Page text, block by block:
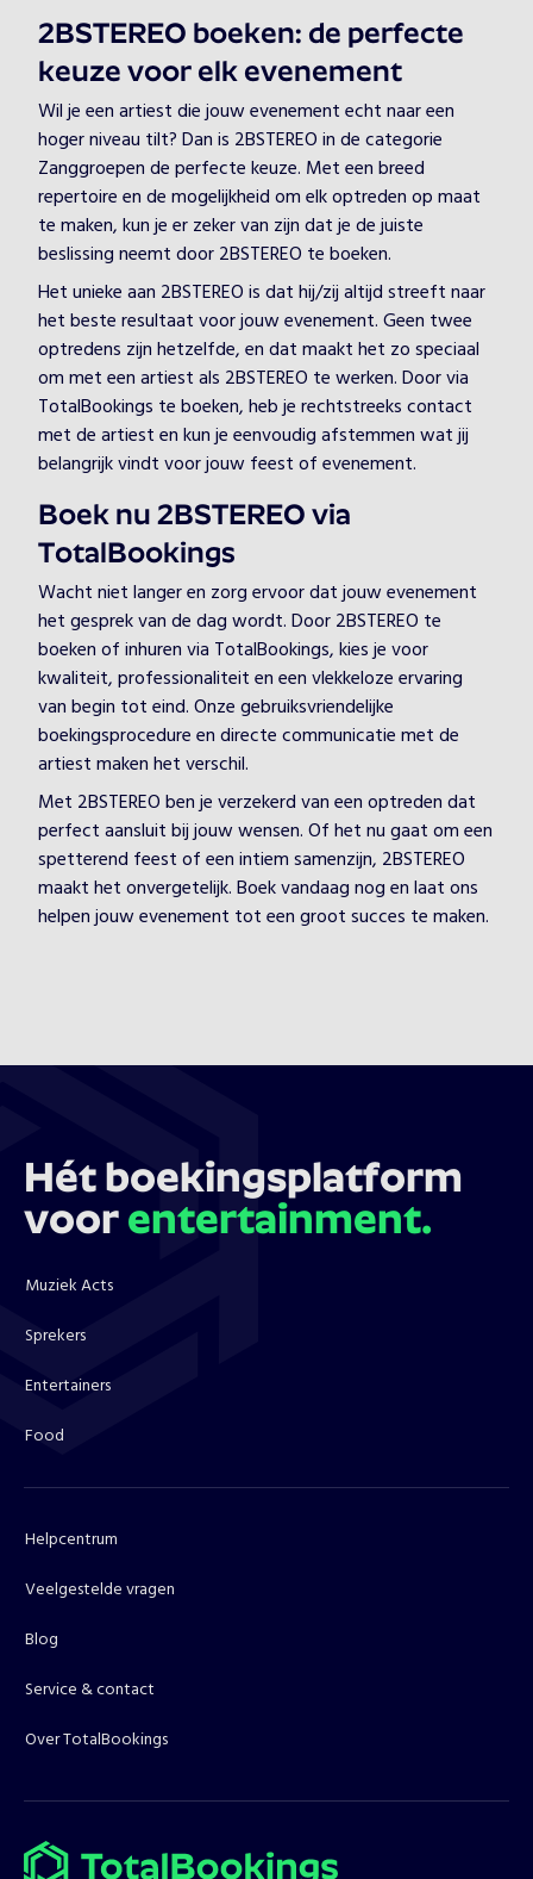
2BSTEREO boeken: de perfecte
keuze voor elk evenement
Wil je een artiest die jouw evenement echt naar een
hoger niveau tilt? Dan is 2BSTEREO in de categorie
Zanggroepen de perfecte keuze. Met een breed
repertoire en de mogelijkheid om elk optreden op maat
te maken, kun je er zeker van zijn dat je de juiste
beslissing neemt door 2BSTEREO te boeken.
Het unieke aan 2BSTEREO is dat hij/zij altijd streeft naar
het beste resultaat voor jouw evenement. Geen twee
optredens zijn hetzelfde, en dat maakt het zo speciaal
om met een artiest als 2BSTEREO te werken. Door via
TotalBookings te boeken, heb je rechtstreeks contact
met de artiest en kun je eenvoudig afstemmen wat jij
belangrijk vindt voor jouw feest of evenement.
Boek nu 2BSTEREO via
TotalBookings
Wacht niet langer en zorg ervoor dat jouw evenement
het gesprek van de dag wordt. Door 2BSTEREO te
boeken of inhuren via TotalBookings, kies je voor
kwaliteit, professionaliteit en een vlekkeloze ervaring
van begin tot eind. Onze gebruiksvriendelijke
boekingsprocedure en directe communicatie met de
artiest maken het verschil.
Met 2BSTEREO ben je verzekerd van een optreden dat
perfect aansluit bij jouw wensen. Of het nu gaat om een
spetterend feest of een intiem samenzijn, 2BSTEREO
maakt het onvergetelijk. Boek vandaag nog en laat ons
helpen jouw evenement tot een groot succes te maken.
Hét boekingsplatform
voor entertainment.
Muziek Acts
Sprekers
Entertainers
Food
Helpcentrum
Veelgestelde vragen
Blog
Service & contact
Over TotalBookings